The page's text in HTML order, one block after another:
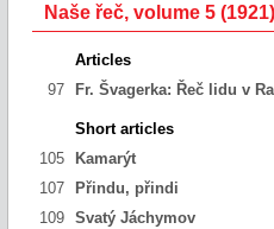
Naše řeč, volume 5
Articles
97
Fr. Švagerka: Řeč lidu v
Short articles
105
Kamarýt
107
Přindu, přindi
109
Svatý Jáchymov